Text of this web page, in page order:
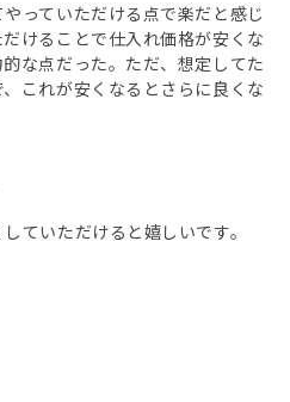
っていただける点で楽だと感じ
けることで仕入れ価格が安くな
な点だった。ただ、想定してた
これが安くなるとさらに良くな
ていただけると嬉しいです。